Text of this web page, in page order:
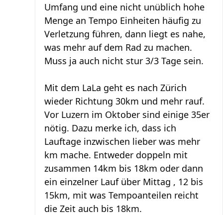
Umfang und eine nicht unüblich hohe
Menge an Tempo Einheiten häufig zu
Verletzung führen, dann liegt es nahe,
was mehr auf dem Rad zu machen.
Muss ja auch nicht stur 3/3 Tage sein.
Mit dem LaLa geht es nach Zürich
wieder Richtung 30km und mehr rauf.
Vor Luzern im Oktober sind einige 35er
nötig. Dazu merke ich, dass ich
Lauftage inzwischen lieber was mehr
km mache. Entweder doppeln mit
zusammen 14km bis 18km oder dann
ein einzelner Lauf über Mittag , 12 bis
15km, mit was Tempoanteilen reicht
die Zeit auch bis 18km.